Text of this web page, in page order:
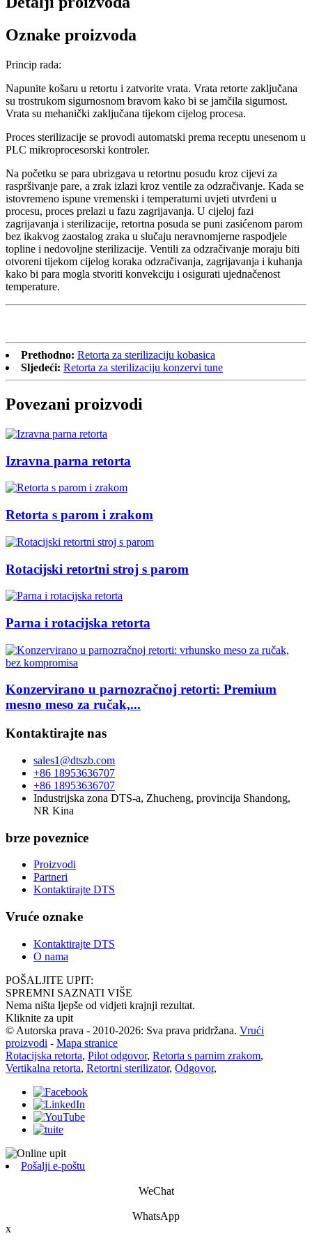
Oznake proizvoda
Princip rada:
Napunite košaru u retortu i zatvorite vrata. Vrata retorte zaključana
su trostrukom sigurnosnom bravom kako bi se jamčila sigurnost.
Vrata su mehanički zaključana tijekom cijelog procesa.
Proces sterilizacije se provodi automatski prema receptu unesenom u
PLC mikroprocesorski kontroler.
Na početku se para ubrizgava u retortnu posudu kroz cijevi za
raspršivanje pare, a zrak izlazi kroz ventile za odzračivanje. Kada se
istovremeno ispune vremenski i temperaturni uvjeti utvrđeni u
procesu, proces prelazi u fazu zagrijavanja. U cijeloj fazi
zagrijavanja i sterilizacije, retortna posuda se puni zasićenom parom
bez ikakvog zaostalog zraka u slučaju neravnomjerne raspodjele
topline i nedovoljne sterilizacije. Ventili za odzračivanje moraju biti
otvoreni tijekom cijelog koraka odzračivanja, zagrijavanja i kuhanja
kako bi para mogla stvoriti konvekciju i osigurati ujednačenost
temperature.
Prethodno: Retorta za sterilizaciju kobasica
Sljedeći: Retorta za sterilizaciju konzervi tune
Povezani proizvodi
Izravna parna retorta
Retorta s parom i zrakom
Rotacijski retortni stroj s parom
Parna i rotacijska retorta
Konzervirano u parnozračnoj retorti: Premium
mesno meso za ručak,...
Kontaktirajte nas
sales1@dtszb.com
+86 18953636707
+86 18953636707
Industrijska zona DTS-a, Zhucheng, provincija Shandong,
NR Kina
brze poveznice
Proizvodi
Partneri
Kontaktirajte DTS
Vruće oznake
Kontaktirajte DTS
O nama
POŠALJITE UPIT:
SPREMNI SAZNATI VIŠE
Nema ništa ljepše od vidjeti krajnji rezultat.
Kliknite za upit
© Autorska prava - 2010-2026: Sva prava pridržana. Vrući
proizvodi - Mapa stranice
Rotacijska retorta, Pilot odgovor, Retorta s parnim zrakom,
Vertikalna retorta, Retortni sterilizator, Odgovor,
Pošalji e-poštu
WeChat
WhatsApp
x